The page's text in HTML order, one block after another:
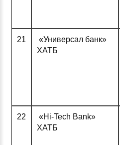
21
«Универсал банк»
ХАТБ
22
«Hi-Tech Bank»
ХАТБ